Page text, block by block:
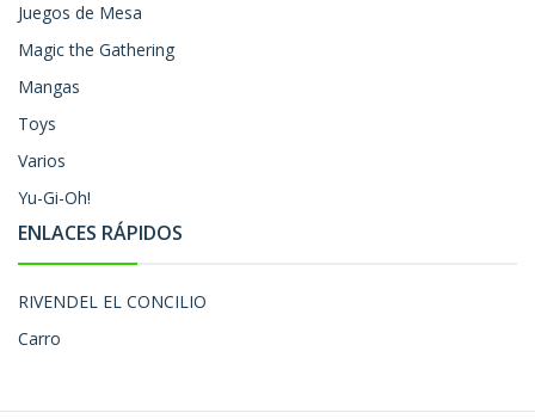
Juegos de Mesa
Magic the Gathering
Mangas
Toys
Varios
Yu-Gi-Oh!
ENLACES RÁPIDOS
RIVENDEL EL CONCILIO
Carro